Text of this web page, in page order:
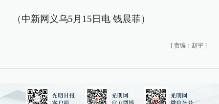
（中新网义乌5月15日电 钱晨菲）
[ 责编：赵宇 ]